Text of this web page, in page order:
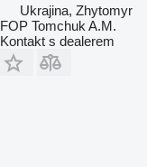
Ukrajina, Zhytomyr
FOP Tomchuk A.M.
Kontakt s dealerem